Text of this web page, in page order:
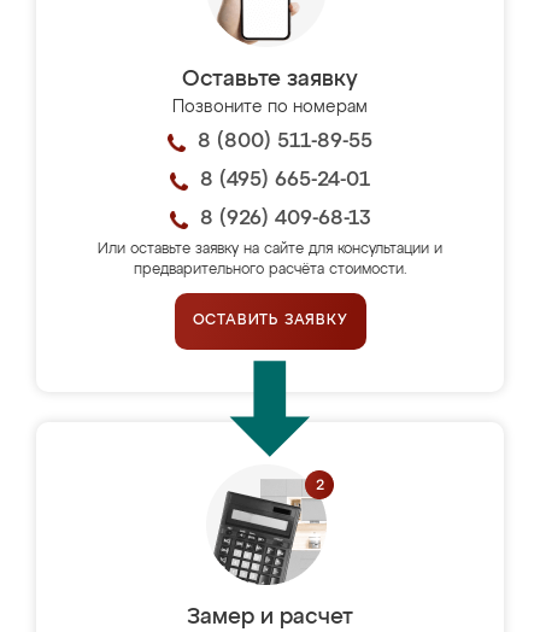
Оставьте заявку
Позвоните по номерам
8 (800) 511-89-55
8 (495) 665-24-01
8 (926) 409-68-13
Или оставьте заявку на сайте для консультации и
предварительного расчёта стоимости.
ОСТАВИТЬ ЗАЯВКУ
Замер и расчет